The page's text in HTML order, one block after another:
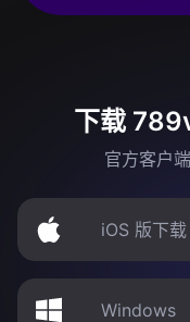
下载
官方客户
iOS 版下载
Windows